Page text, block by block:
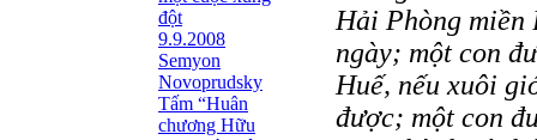
đột
9.9.2008
Semyon
Novoprudsky
Tấm “Huân
chương Hữu
Hải Phòng miền
ngày; một con
Huế, nếu xuôi
được; một con